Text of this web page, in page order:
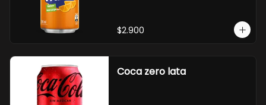
$2.900
Coca zero lata